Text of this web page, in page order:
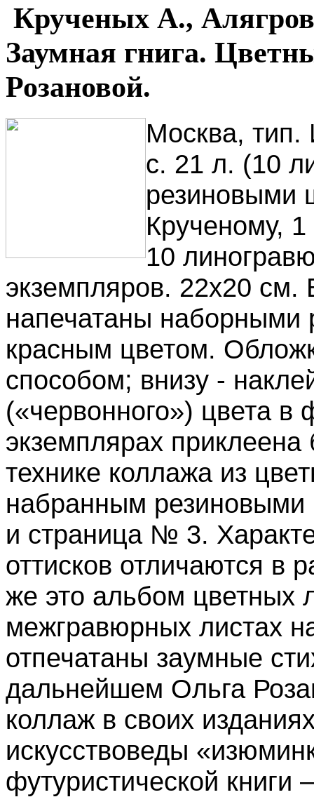
Крученых А.,
Заумная гнига.
Розановой.
Москва, тип.
с. 21 л. (10
резиновыми
Крученому,
10
экземпляров. 22х20 см.
напечатаны
красным цветом.
способом; внизу -
(«червонного») цвета
экземплярах приклеена
технике коллажа из
набранным
и страница № 3.
оттисков отличаются в
же это альбом цветных
межгравюрных листах
отпечатаны заумные
дальнейшем Ольга
коллаж в своих
искусствоведы
футуристической книги